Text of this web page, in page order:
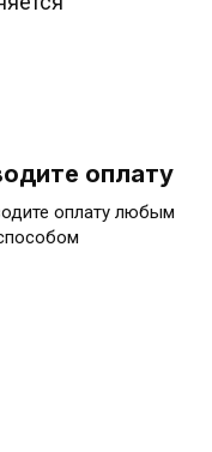
оплату
оплату любым